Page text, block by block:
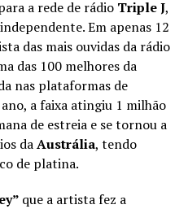
a rede de rádio Triple J,
Em apenas 12
das mais ouvidas da rádio
das 100 melhores da
nas plataformas de
a faixa atingiu 1 milhão
de estreia e se tornou a
daAustrália, tendo
de platina.
que a artista fez a